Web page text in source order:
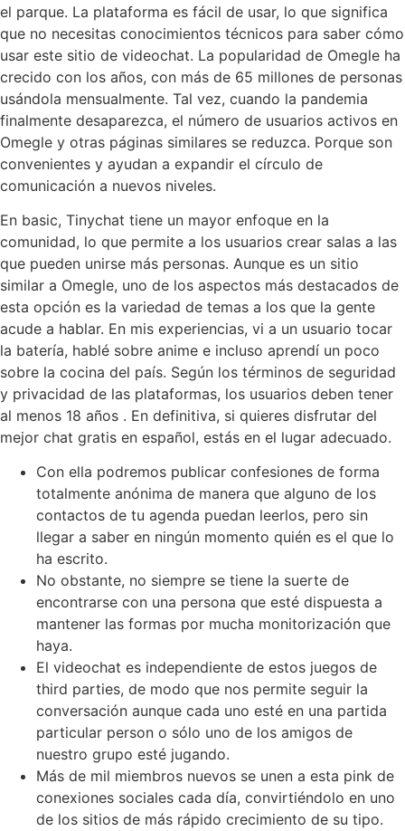
el parque. La plataforma es fácil de usar, lo que significa
que no necesitas conocimientos técnicos para saber cómo
usar este sitio de videochat. La popularidad de Omegle ha
crecido con los años, con más de 65 millones de personas
usándola mensualmente. Tal vez, cuando la pandemia
finalmente desaparezca, el número de usuarios activos en
Omegle y otras páginas similares se reduzca. Porque son
convenientes y ayudan a expandir el círculo de
comunicación a nuevos niveles.
En basic, Tinychat tiene un mayor enfoque en la
comunidad, lo que permite a los usuarios crear salas a las
que pueden unirse más personas. Aunque es un sitio
similar a Omegle, uno de los aspectos más destacados de
esta opción es la variedad de temas a los que la gente
acude a hablar. En mis experiencias, vi a un usuario tocar
la batería, hablé sobre anime e incluso aprendí un poco
sobre la cocina del país. Según los términos de seguridad
y privacidad de las plataformas, los usuarios deben tener
al menos 18 años . En definitiva, si quieres disfrutar del
mejor chat gratis en español, estás en el lugar adecuado.
Con ella podremos publicar confesiones de forma
totalmente anónima de manera que alguno de los
contactos de tu agenda puedan leerlos, pero sin
llegar a saber en ningún momento quién es el que lo
ha escrito.
No obstante, no siempre se tiene la suerte de
encontrarse con una persona que esté dispuesta a
mantener las formas por mucha monitorización que
haya.
El videochat es independiente de estos juegos de
third parties, de modo que nos permite seguir la
conversación aunque cada uno esté en una partida
particular person o sólo uno de los amigos de
nuestro grupo esté jugando.
Más de mil miembros nuevos se unen a esta pink de
conexiones sociales cada día, convirtiéndolo en uno
de los sitios de más rápido crecimiento de su tipo.